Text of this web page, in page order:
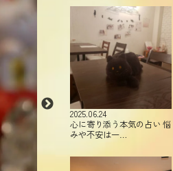
2025.06.24
心に寄り添う本気の占い 悩
みや不安は一…